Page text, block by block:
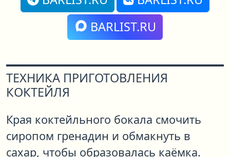
BARLIST.RU
ТЕХНИКА ПРИГОТОВЛЕНИЯ
КОКТЕЙЛЯ
Края коктейльного бокала смочить
сиропом гренадин и обмакнуть в
сахар, чтобы образовалась каёмка.